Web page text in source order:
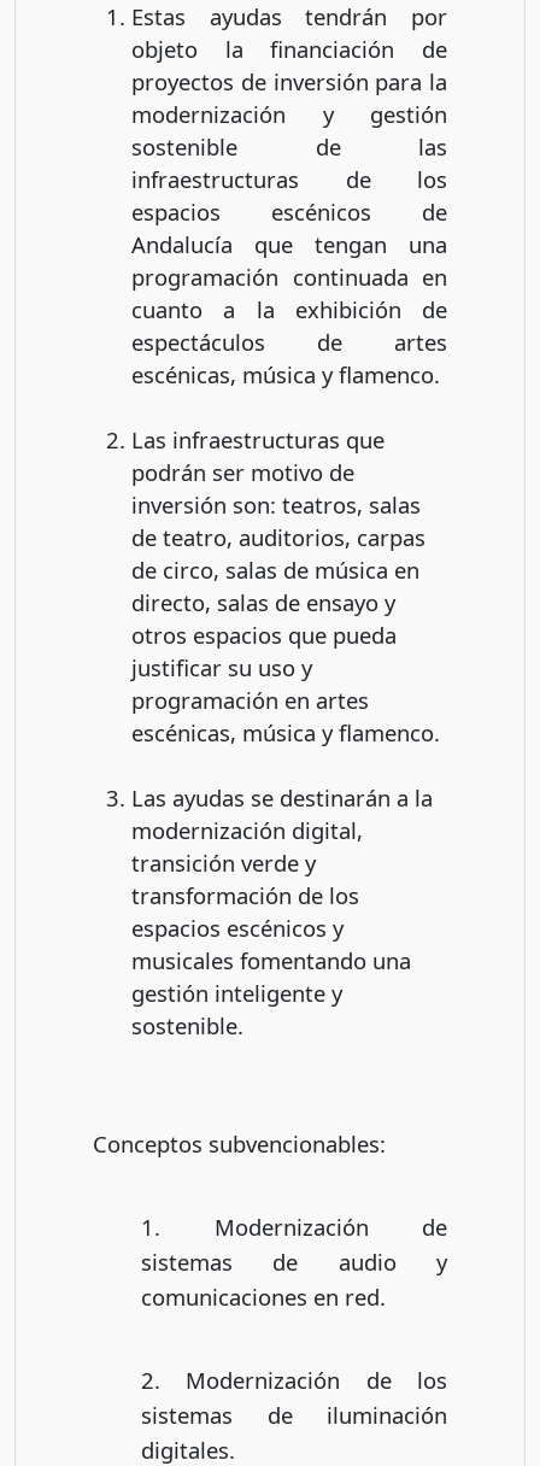
Estas ayudas tendrán por
objeto la financiación de
proyectos de inversión para la
modernización y gestión
sostenible de las
infraestructuras de los
espacios escénicos de
Andalucía que tengan una
programación continuada en
cuanto a la exhibición de
espectáculos de artes
escénicas, música y flamenco.
Las infraestructuras que
podrán ser motivo de
inversión son: teatros, salas
de teatro, auditorios, carpas
de circo, salas de música en
directo, salas de ensayo y
otros espacios que pueda
justificar su uso y
programación en artes
escénicas, música y flamenco.
Las ayudas se destinarán a la
modernización digital,
transición verde y
transformación de los
espacios escénicos y
musicales fomentando una
gestión inteligente y
sostenible.
Conceptos subvencionables:
1. Modernización de
sistemas de audio y
comunicaciones en red.
2. Modernización de los
sistemas de iluminación
digitales.